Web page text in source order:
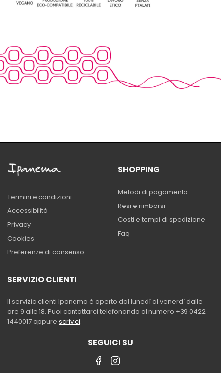
Termini e condizioni
Accessibilità
Privacy
Cookies
Preferenze di consenso
SHOPPING
Metodi di pagamento
Resi e rimborsi
Costi e tempi di spedizione
Faq
SERVIZIO CLIENTI
Il servizio clienti Ipanema è aperto dal lunedì al venerdì dalle
ore 9 alle 18. Puoi contattarci telefonando al numero +39 0422
1440017 oppure scrivici.
SEGUICI SU